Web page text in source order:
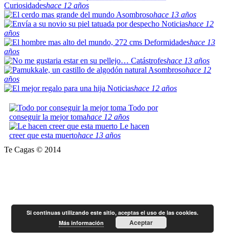
Curiosidadeshace 12 años
Asombrosohace 13 años
Noticiashace 12
años
Deformidadeshace 13
años
Catástrofeshace 13 años
Asombrosohace 12
años
Noticiashace 12 años
Todo por
conseguir la mejor tomahace 12 años
Le hacen
creer que esta muertohace 13 años
Te Cagas © 2014
Si continuas utilizando este sitio, aceptas el uso de las cookies.
Más información
Aceptar